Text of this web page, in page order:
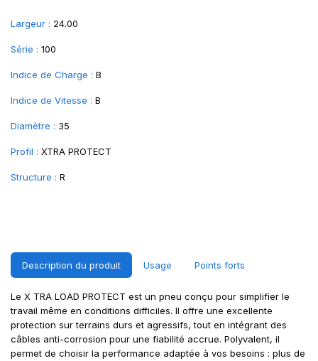
Largeur : 24.00
Série : 100
Indice de Charge : B
Indice de Vitesse : B
Diamètre : 35
Profil : XTRA PROTECT
Structure : R
Description du produit Usage Points forts
Le X TRA LOAD PROTECT est un pneu conçu pour simplifier le
travail même en conditions difficiles. Il offre une excellente
protection sur terrains durs et agressifs, tout en intégrant des
câbles anti-corrosion pour une fiabilité accrue. Polyvalent, il
permet de choisir la performance adaptée à vos besoins : plus de